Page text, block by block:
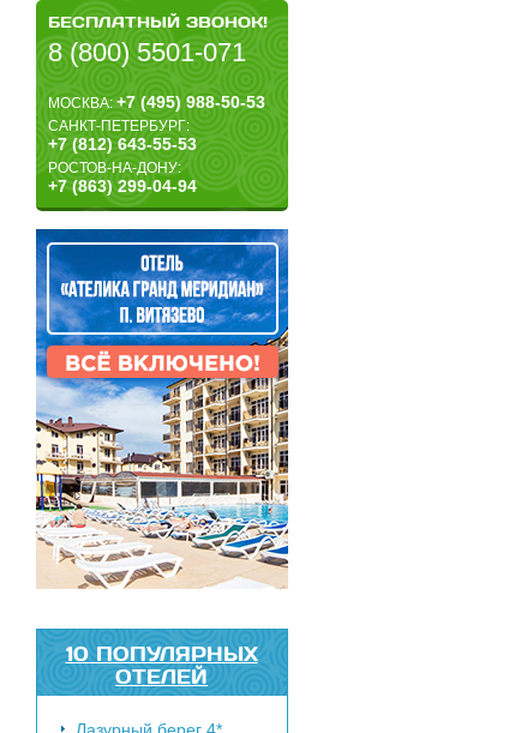
БЕСПЛАТНЫЙ ЗВОНОК!
8 (800) 5501-071
МОСКВА:+7 (495) 988-50-53
САНКТ-ПЕТЕРБУРГ:
+7 (812) 643-55-53
РОСТОВ-НА-ДОНУ:
+7 (863) 299-04-94
10 ПОПУЛЯРНЫХ
ОТЕЛЕЙ